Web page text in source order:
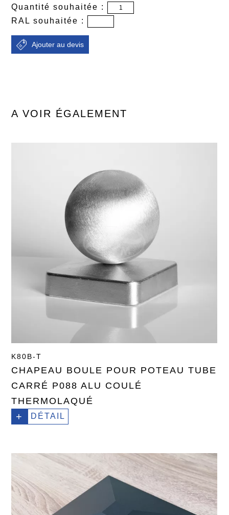
Quantité souhaitée :
RAL souhaitée :
A VOIR ÉGALEMENT
K80B-T
CHAPEAU BOULE POUR POTEAU TUBE
CARRÉ P088 ALU COULÉ
THERMOLAQUÉ
+ DÉTAIL